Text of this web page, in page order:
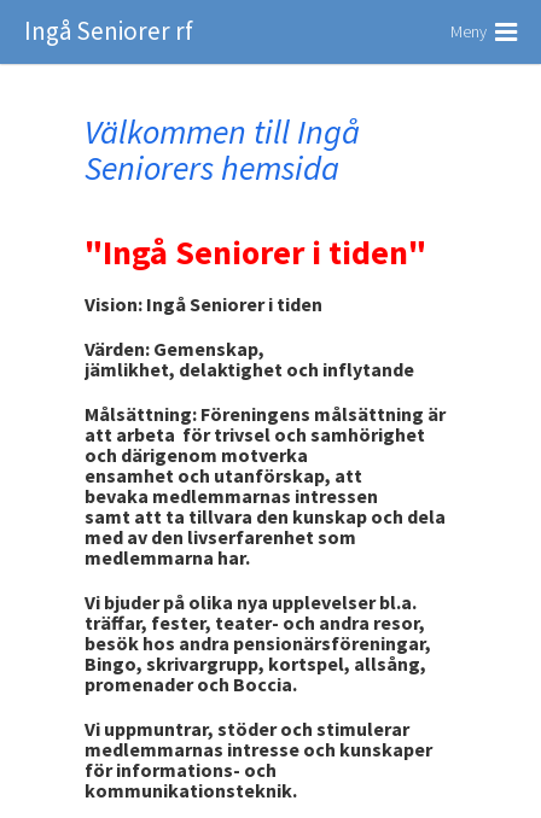
Ingå Seniorer rf Meny
Välkommen till Ingå
Seniorers hemsida
"Ingå Seniorer i tiden"
Vision: Ingå Seniorer i tiden
Värden: Gemenskap,
jämlikhet, delaktighet och inflytande
Målsättning: Föreningens målsättning är
att arbeta för trivsel och samhörighet
och därigenom motverka
ensamhet och utanförskap, att
bevaka medlemmarnas intressen
samt att ta tillvara den kunskap och dela
med av den livserfarenhet som
medlemmarna har.
Vi bjuder på olika nya upplevelser bl.a.
träffar, fester, teater- och andra resor,
besök hos andra pensionärsföreningar,
Bingo, skrivargrupp, kortspel, allsång,
promenader och Boccia.
Vi uppmuntrar, stöder och stimulerar
medlemmarnas intresse och kunskaper
för informations- och
kommunikationsteknik.